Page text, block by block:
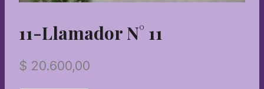
11-Llamador N° 11
$ 20.600,00